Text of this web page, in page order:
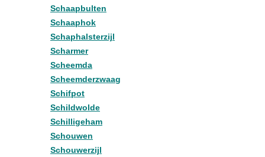
Schaapbulten
Schaaphok
Schaphalsterzijl
Scharmer
Scheemda
Scheemderzwaag
Schifpot
Schildwolde
Schilligeham
Schouwen
Schouwerzijl